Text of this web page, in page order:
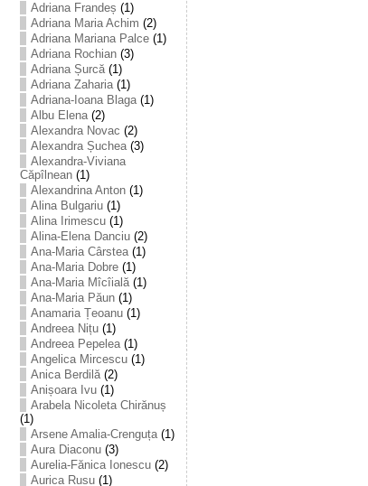
Adriana Frandeș (1)
Adriana Maria Achim (2)
Adriana Mariana Palce(1)
Adriana Rochian(3)
Adriana Șurcă(1)
Adriana Zaharia(1)
Adriana-Ioana Blaga(1)
Albu Elena(2)
Alexandra Novac (2)
Alexandra Șuchea(3)
Alexandra-Viviana
Căpîlnean(1)
Alexandrina Anton(1)
Alina Bulgariu(1)
Alina Irimescu(1)
Alina-Elena Danciu(2)
Ana-Maria Cârstea(1)
Ana-Maria Dobre(1)
Ana-Maria Mîcîială(1)
Ana-Maria Păun(1)
Anamaria Țeoanu(1)
Andreea Nițu(1)
Andreea Pepelea(1)
Angelica Mircescu(1)
Anica Berdilă(2)
Anișoara Ivu(1)
Arabela Nicoleta Chirănuș
(1)
Arsene Amalia-Crenguța(1)
Aura Diaconu(3)
Aurelia-Fănica Ionescu(2)
Aurica Rusu(1)